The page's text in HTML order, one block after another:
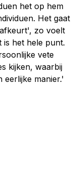
het op hem
Het gaat
zo voelt
is het hele punt.
vete
kijken, waarbij
eerlijke manier.'